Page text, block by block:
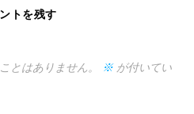
トを残す
とはありません。 ※が付いてい